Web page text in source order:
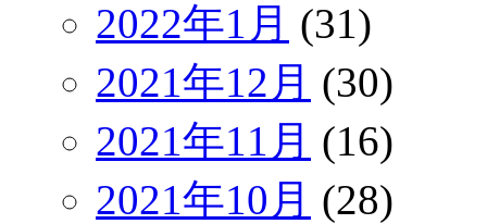
2022年1月 (31)
2021年12月 (30)
2021年11月 (16)
2021年10月 (28)